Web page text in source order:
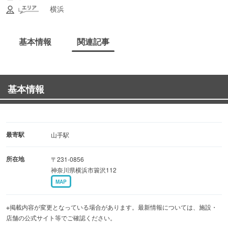
横浜
基本情報 関連記事
基本情報
最寄駅 山手駅
所在地
〒231-0856
神奈川県横浜市簑沢112
MAP
※掲載内容が変更となっている場合があります。最新情報については、施設・
店舗の公式サイト等でご確認ください。